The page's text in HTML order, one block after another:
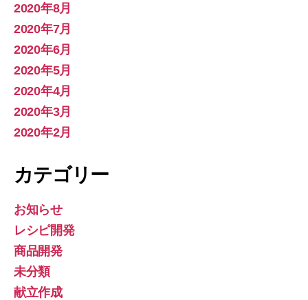
2020年8月
2020年7月
2020年6月
2020年5月
2020年4月
2020年3月
2020年2月
カテゴリー
お知らせ
レシピ開発
商品開発
未分類
献立作成